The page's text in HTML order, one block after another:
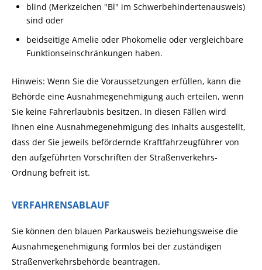
blind (Merkzeichen "Bl" im Schwerbehindertenausweis)
sind oder
beidseitige Amelie oder Phokomelie oder vergleichbare
Funktionseinschränkungen haben.
Hinweis: Wenn Sie die Voraussetzungen erfüllen, kann die
Behörde eine Ausnahmegenehmigung auch erteilen, wenn
Sie keine Fahrerlaubnis besitzen. In diesen Fällen wird
Ihnen eine Ausnahmegenehmigung des Inhalts ausgestellt,
dass der Sie jeweils befördernde Kraftfahrzeugführer von
den aufgeführten Vorschriften der Straßenverkehrs-
Ordnung befreit ist.
VERFAHRENSABLAUF
Sie können den blauen Parkausweis beziehungsweise die
Ausnahmegenehmigung formlos bei der zuständigen
Straßenverkehrsbehörde beantragen.